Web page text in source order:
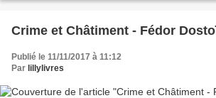
Crime et Châtiment - Fédor
Publié le 11/11/2017 à 11:12
Par lillylivres